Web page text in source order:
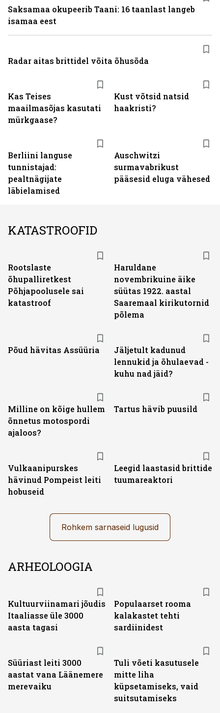
Kas Teises
maailmasõjas kasutati
mürkgaase?
Kust võtsid natsid
haakristi?
Berliini languse
tunnistajad:
pealtnägijate
läbielamised
Auschwitzi
surmavabrikust
pääsesid eluga vähesed
Saksamaa okupeerib Taani: 16 taanlast langeb
isamaa eest
Radar aitas brittidel võita õhusõda
KATASTROOFID
Rootslaste
õhupalliretkest
Põhjapoolusele sai
katastroof
Haruldane
novembrikuine äike
süütas 1922. aastal
Saaremaal kirikutornid
põlema
Põud hävitas Assüüria
Jäljetult kadunud
lennukid ja õhulaevad -
kuhu nad jäid?
Milline on kõige hullem
õnnetus motospordi
ajaloos?
Tartus hävib puusild
Vulkaanipurskes
hävinud Pompeist leiti
hobuseid
Leegid laastasid brittide
tuumareaktori
Rohkem sarnaseid lugusid
ARHEOLOOGIA
Kultuurviinamari jõudis
Itaaliasse üle 3000
aasta tagasi
Populaarset rooma
kalakastet tehti
sardiinidest
Süüriast leiti 3000
aastat vana Läänemere
merevaiku
Tuli võeti kasutusele
mitte liha
küpsetamiseks, vaid
suitsutamiseks